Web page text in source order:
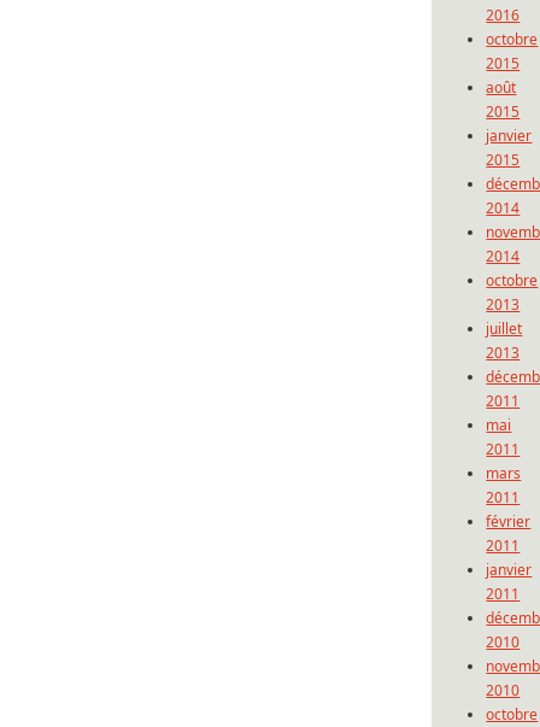
2016
octobre
2015
août
2015
janvier
2015
2014
2014
octobre
2013
juillet
2013
2011
mai
2011
mars
2011
février
2011
janvier
2011
2010
2010
octobre